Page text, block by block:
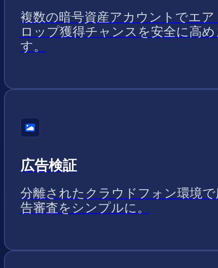
複数の暗号資産アカウントでエア
ロップ獲得チャンスを安全に高め
す。
広告検証
分離されたクラウドフォン環境で
告審査をシンプルに。